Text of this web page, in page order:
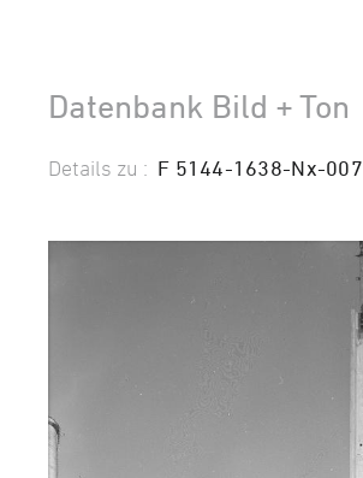
Datenbank Bild + Ton
Details zu : F 5144-1638-Nx-007